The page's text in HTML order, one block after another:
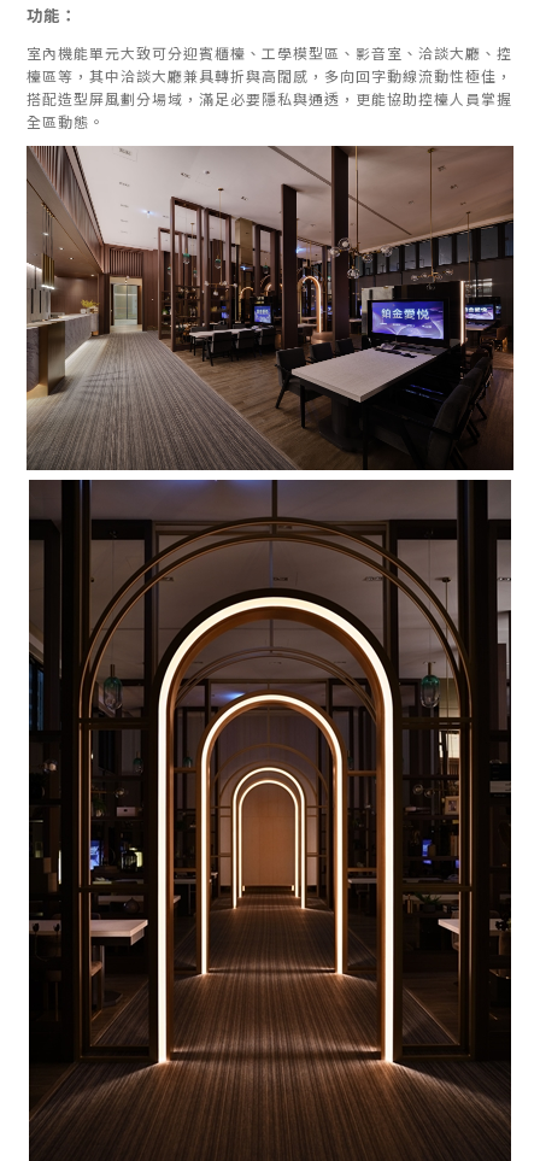
功能：
室內機能單元大致可分迎賓櫃檯、工學模型區、影音室、洽談大廳、控
檯區等，其中洽談大廳兼具轉折與高闊感，多向回字動線流動性極佳，
搭配造型屏風劃分場域，滿足必要隱私與通透，更能協助控檯人員掌握
全區動態。